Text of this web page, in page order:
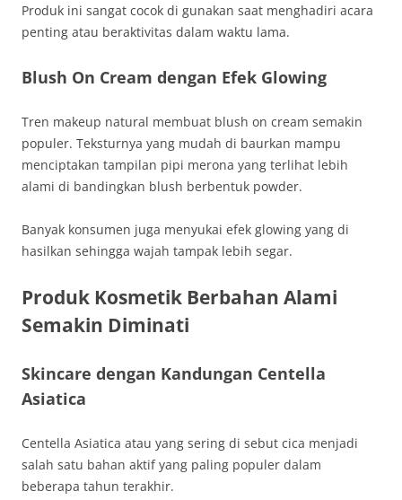
Produk ini sangat cocok di gunakan saat menghadiri acara
penting atau beraktivitas dalam waktu lama.
Blush On Cream dengan Efek Glowing
Tren makeup natural membuat blush on cream semakin
populer. Teksturnya yang mudah di baurkan mampu
menciptakan tampilan pipi merona yang terlihat lebih
alami di bandingkan blush berbentuk powder.
Banyak konsumen juga menyukai efek glowing yang di
hasilkan sehingga wajah tampak lebih segar.
Produk Kosmetik Berbahan Alami
Semakin Diminati
Skincare dengan Kandungan Centella
Asiatica
Centella Asiatica atau yang sering di sebut cica menjadi
salah satu bahan aktif yang paling populer dalam
beberapa tahun terakhir.